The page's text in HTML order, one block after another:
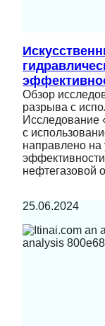
Обзор
разрыва с
Исследование
с
направлено на
нефтегазовой
25.06.2024